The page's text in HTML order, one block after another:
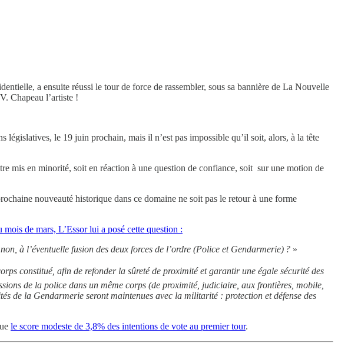
a ensuite réussi le tour de force de rassembler, sous sa bannière de La Nouvelle
Chapeau l’artiste !
le 19 juin prochain, mais il n’est pas impossible qu’il soit, alors, à la tête
mis en minorité, soit en réaction à une question de confiance, soit sur une motion de
nouveauté historique dans ce domaine ne soit pas le retour à une forme
mois de mars, L’Essor lui a posé cette question :
à l’éventuelle fusion des deux forces de l’ordre (Police et Gendarmerie) ? »
constitué, afin de refonder la sûreté de proximité et garantir une égale sécurité des
de la police dans un même corps (de proximité, judiciaire, aux frontières, mobile,
de la Gendarmerie seront maintenues avec la militarité : protection et défense des
le score modeste de 3,8% des intentions de vote au premier tour.